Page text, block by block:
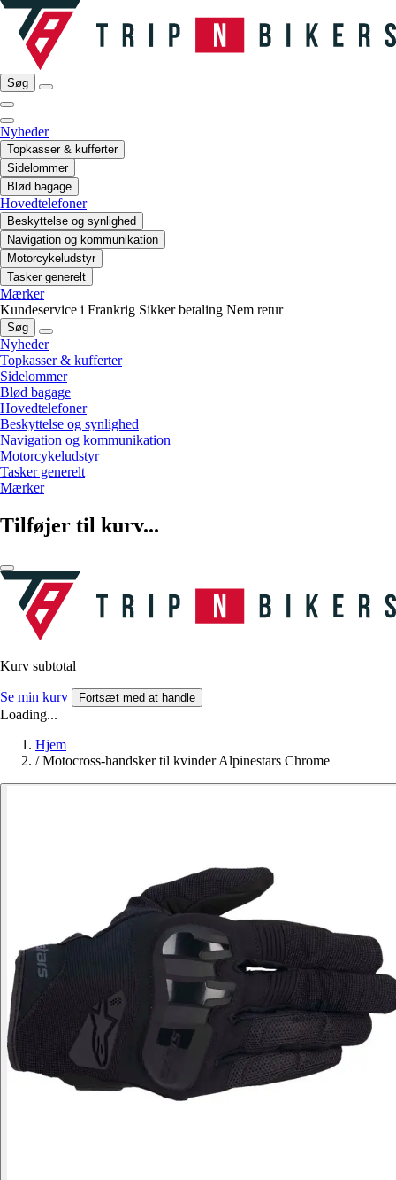
Søg
Nyheder
Topkasser & kufferter
Sidelommer
Blød bagage
Hovedtelefoner
Beskyttelse og synlighed
Navigation og kommunikation
Motorcykeludstyr
Tasker generelt
Mærker
Kundeservice i Frankrig Sikker betaling Nem retur
Søg
Nyheder
Topkasser & kufferter
Sidelommer
Blød bagage
Hovedtelefoner
Beskyttelse og synlighed
Navigation og kommunikation
Motorcykeludstyr
Tasker generelt
Mærker
Tilføjer til kurv...
Kurv subtotal
Se min kurv Fortsæt med at handle
Loading...
Hjem
/ Motocross-handsker til kvinder Alpinestars Chrome